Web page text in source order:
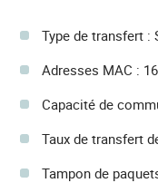
Type de transfert :
Adresses MAC :
Capacité de
Taux de transfert
Tampon de